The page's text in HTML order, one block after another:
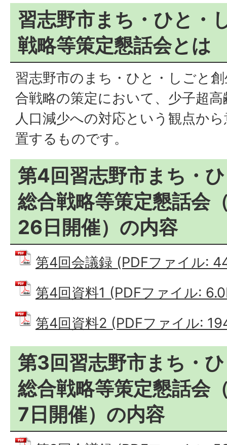
習志野市まち・ひと・
戦略等策定懇話会とは
習志野市のまち・ひと・しごと
合戦略の策定において、少子超
人口減少への対応という観点か
置するものです。
第4回習志野市まち・
総合戦略等策定懇話会
26日開催）の内容
第4回会議録 (PDFファイル:
第4回資料1 (PDFファイル:
第4回資料2 (PDFファイル:
第3回習志野市まち・
総合戦略等策定懇話会
7日開催）の内容